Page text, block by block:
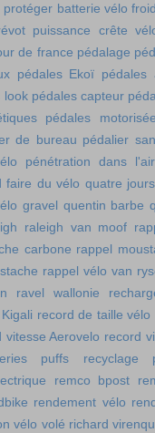
protéger batterie vélo
puissance crête
de france pédalage
pédales Ekoï pédales
look pédales capteur
pédales
de bureau pédalier
pénétration dans l'air
faire du vélo quatre
gravel quentin barbe
raleigh van moof
carbone rappel
rappel vélo van
ravel wallonie
record de taille vélo
vitesse Aerovelo record
puffs
recyclage
remco bpost
rendement vélo
vélo volé richard